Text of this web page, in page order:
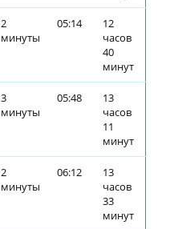
2
минуты
05:14
12
часов
40
минут
3
минуты
05:48
13
часов
11
минут
2
минуты
06:12
13
часов
33
минут